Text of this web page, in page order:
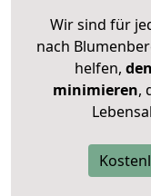
Wir sind für
nach
helfen,
minimieren,